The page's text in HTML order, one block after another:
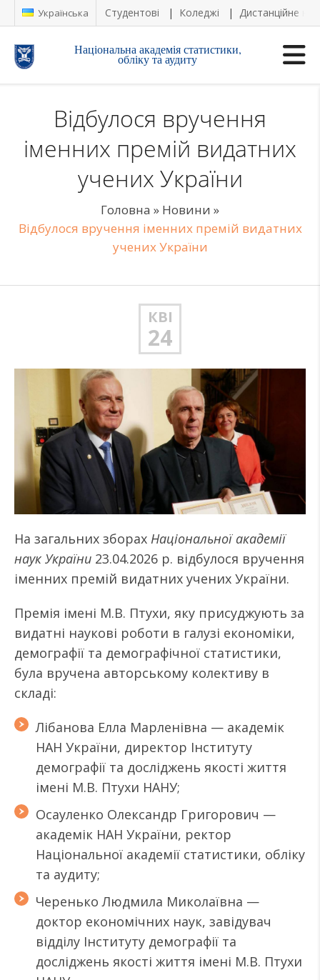
Українська Студентові Коледжі Дистанційне
Національна академія статистики,
обліку та аудиту
Відбулося вручення
іменних премій видатних
учених України
Головна » Новини »
Відбулося вручення іменних премій видатних
учених України
КВІ
24
На загальних зборах Національної академії
наук України 23.04.2026 р. відбулося вручення
іменних премій видатних учених України.
Премія імені М.В. Птухи, яку присуджують за
видатні наукові роботи в галузі економіки,
демографії та демографічної статистики,
була вручена авторському колективу в
складі:
Лібанова Елла Марленівна — академік
НАН України, директор Інституту
демографії та досліджень якості життя
імені М.В. Птухи НАНУ;
Осауленко Олександр Григорович —
академік НАН України, ректор
Національної академії статистики, обліку
та аудиту;
Черенько Людмила Миколаївна —
доктор економічних наук, завідувач
відділу Інституту демографії та
досліджень якості життя імені М.В. Птухи